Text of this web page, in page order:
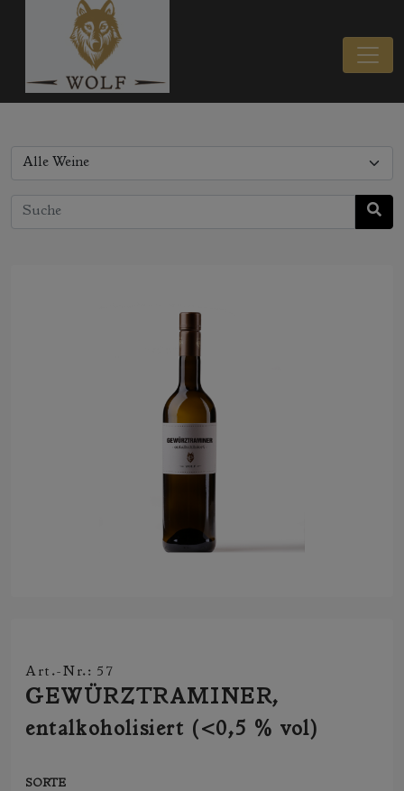
Art.-Nr.: 57
GEWÜRZTRAMINER,
entalkoholisiert (<0,5 % vol)
SORTE